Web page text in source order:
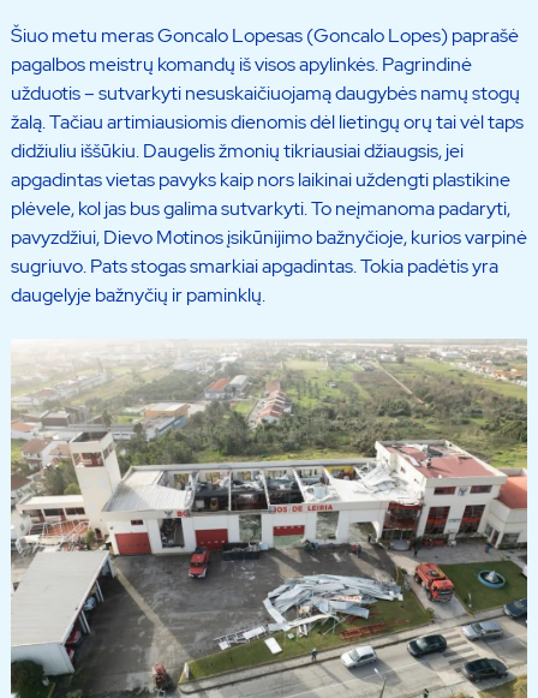
Šiuo metu meras Goncalo Lopesas (Goncalo Lopes) paprašė
pagalbos meistrų komandų iš visos apylinkės. Pagrindinė
užduotis – sutvarkyti nesuskaičiuojamą daugybės namų stogų
žalą. Tačiau artimiausiomis dienomis dėl lietingų orų tai vėl taps
didžiuliu iššūkiu. Daugelis žmonių tikriausiai džiaugsis, jei
apgadintas vietas pavyks kaip nors laikinai uždengti plastikine
plėvele, kol jas bus galima sutvarkyti. To neįmanoma padaryti,
pavyzdžiui, Dievo Motinos įsikūnijimo bažnyčioje, kurios varpinė
sugriuvo. Pats stogas smarkiai apgadintas. Tokia padėtis yra
daugelyje bažnyčių ir paminklų.